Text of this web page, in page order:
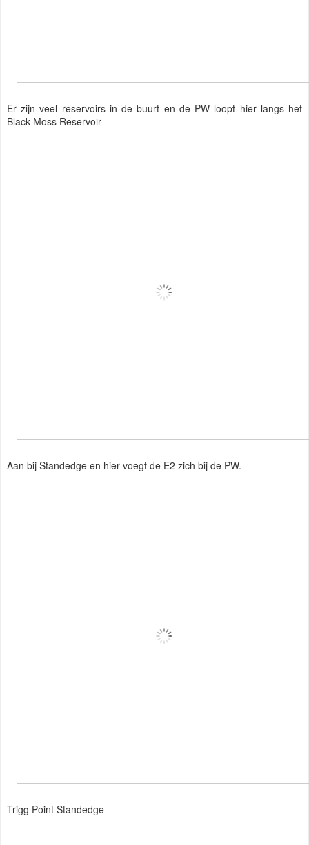
Er zijn veel reservoirs in de buurt en de PW loopt hier langs het
Black Moss Reservoir
Aan bij Standedge en hier voegt de E2 zich bij de PW.
Trigg Point Standedge